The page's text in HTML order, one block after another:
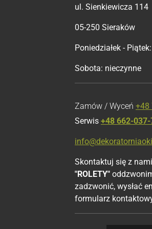
ul. Sienkiewicza 114
05-250 Sieraków
Poniedziałek -
Sobota: nieczynne
Zamów / Wyceń +48
Serwis +48 662-
Skontaktuj się z
"ROLETY"
zadzwonić, wysłać
formularz